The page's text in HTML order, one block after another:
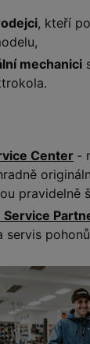
, kteří
mechanici
Center -
pravidelně
Service
servis